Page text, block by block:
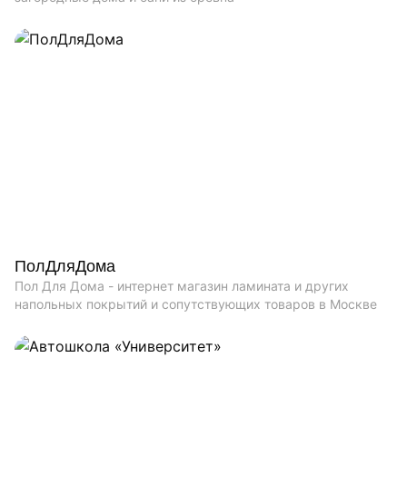
ПолДляДома
Пол Для Дома - интернет магазин ламината и других
напольных покрытий и сопутствующих товаров в Москве